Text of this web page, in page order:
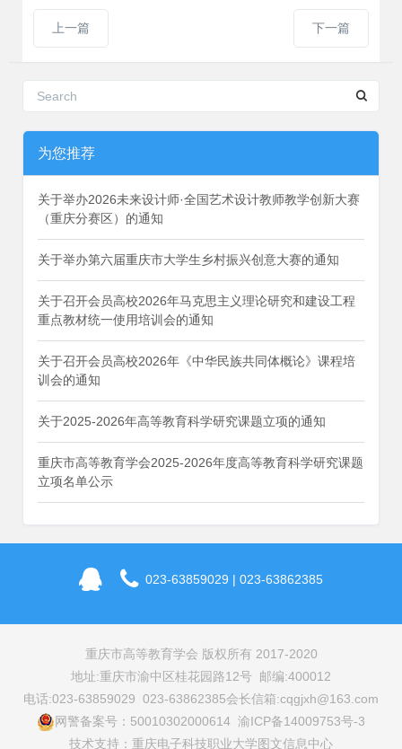
上一篇 下一篇
为您推荐
关于举办2026未来设计师·全国艺术设计教师教学创新大赛
（重庆分赛区）的通知
关于举办第六届重庆市大学生乡村振兴创意大赛的通知
关于召开会员高校2026年马克思主义理论研究和建设工程
重点教材统一使用培训会的通知
关于召开会员高校2026年《中华民族共同体概论》课程培
训会的通知
关于2025-2026年高等教育科学研究课题立项的通知
重庆市高等教育学会2025-2026年度高等教育科学研究课题
立项名单公示
023-63859029 | 023-63862385
重庆市高等教育学会 版权所有 2017-2020
地址:重庆市渝中区桂花园路12号 邮编:400012
电话:023-63859029 023-63862385会长信箱:cqgjxh@163.com
网警备案号：50010302000614 渝ICP备14009753号-3
技术支持：重庆电子科技职业大学图文信息中心